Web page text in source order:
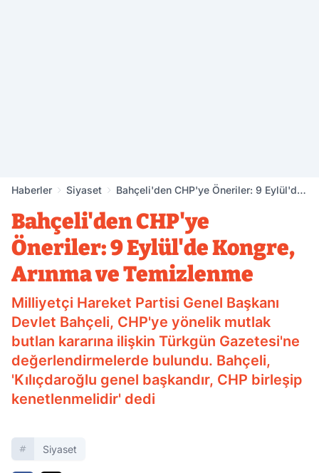
Haberler Siyaset
Bahçeli'den CHP'ye Öneriler: 9 Eylül'de
Bahçeli'den CHP'ye
Öneriler: 9 Eylül'de Kongre,
Arınma ve Temizlenme
Milliyetçi Hareket Partisi Genel Başkanı
Devlet Bahçeli, CHP'ye yönelik mutlak
butlan kararına ilişkin Türkgün Gazetesi'ne
değerlendirmelerde bulundu. Bahçeli,
'Kılıçdaroğlu genel başkandır, CHP birleşip
kenetlenmelidir' dedi
Siyaset